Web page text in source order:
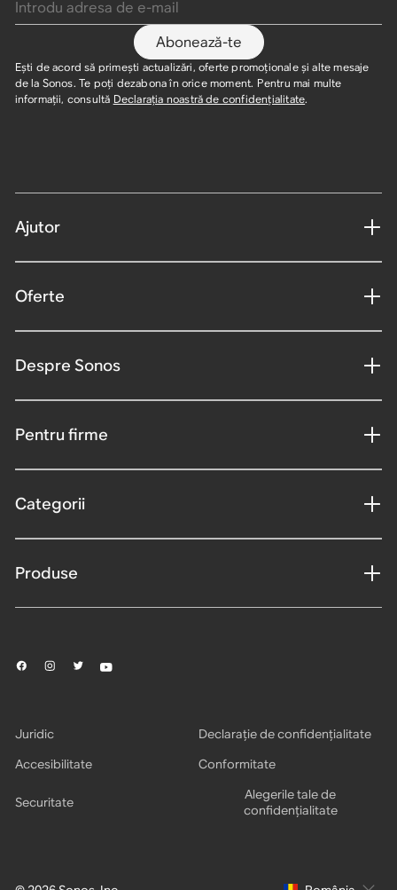
Abonează-te
Ești de acord să primești actualizări, oferte promoționale și alte mesaje
de la Sonos. Te poți dezabona în orice moment. Pentru mai multe
informații, consultă Declarația noastră de confidențialitate.
Ajutor
Oferte
Despre Sonos
Pentru firme
Categorii
Produse
Juridic
Declarație de confidențialitate
Accesibilitate
Conformitate
Securitate
Alegerile tale de
confidențialitate